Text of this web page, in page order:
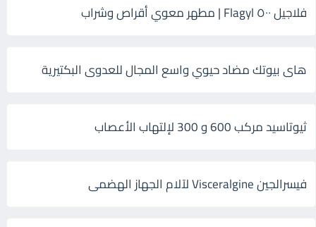
فلاجيل ٥٠٠ Flagyl | مطهر معوي أقراص وشراب
هاى بيوتك مضاد حيوي واسع المجال للعدوى البكتيرية
ثيوتاسيد مركب 600 و 300 لإلتهاب الأعصاب
فيسرالجين Visceralgine لآلام الجهاز الهضمى